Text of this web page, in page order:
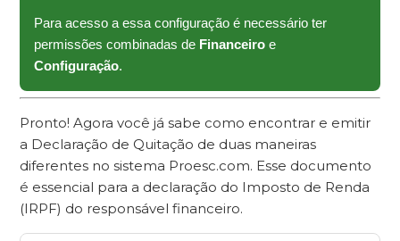
Para acesso a essa configuração é necessário ter
permissões combinadas de Financeiro e
Configuração.
Pronto! Agora você já sabe como encontrar e emitir
a Declaração de Quitação de duas maneiras
diferentes no sistema Proesc.com. Esse documento
é essencial para a declaração do Imposto de Renda
(IRPF) do responsável financeiro.